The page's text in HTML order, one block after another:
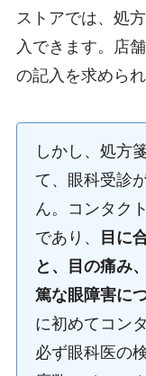
ストアでは、処
入できます。店
の記入を求めら
しかし、処方
て、眼科受診
ん。コンタク
であり、
目に
と、目の痛み
篤な眼障害に
に初めてコン
必ず眼科医の